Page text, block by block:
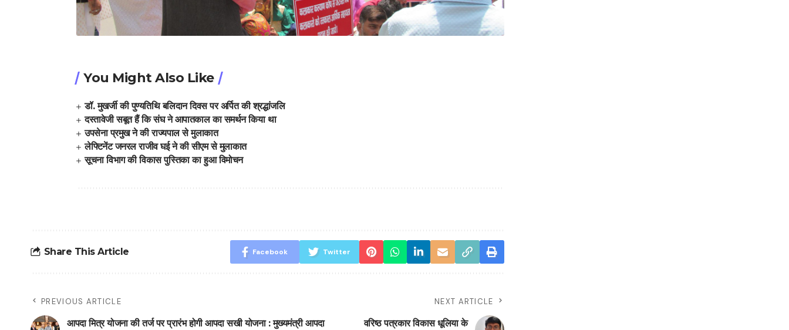
You Might Also Like
डॉ. मुखर्जी की पुण्यतिथि बलिदान दिवस पर अर्पित की श्रद्धांजलि
दस्तावेजी सबूत हैं कि संघ ने आपातकाल का समर्थन किया था
उपसेना प्रमुख ने की राज्यपाल से मुलाकात
लेफ्टिनेंट जनरल राजीव घई ने की सीएम से मुलाकात
सूचना विभाग की विकास पुस्तिका का हुआ विमोचन
Share This Article Facebook Twitter
PREVIOUS ARTICLE
आपदा मित्र योजना की तर्ज पर प्रारंभ होगी आपदा सखी योजना : मुख्यमंत्री आपदा
NEXT ARTICLE
वरिष्ठ पत्रकार विकास धूलिया के